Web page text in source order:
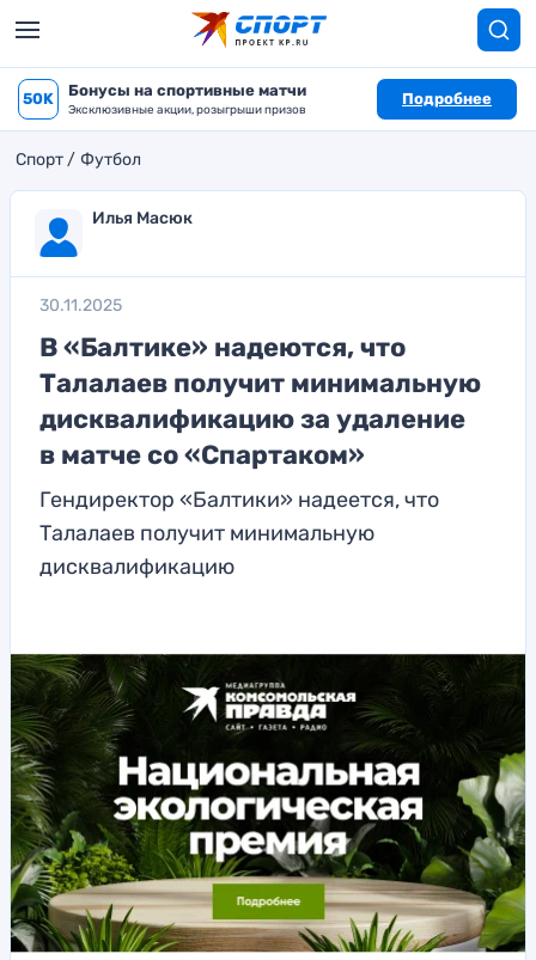
50K Бонусы на спортивные матчи
Эксклюзивные акции, розыгрыши призов
Подробнее
Спорт Футбол
Илья Масюк
30.11.2025
В «Балтике» надеются, что
Талалаев получит минимальную
дисквалификацию за удаление
в матче со «Спартаком»
Гендиректор «Балтики» надеется, что
Талалаев получит минимальную
дисквалификацию